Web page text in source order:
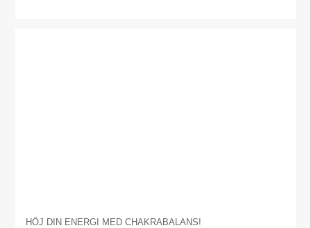
HÖJ DIN ENERGI MED CHAKRABALANS!